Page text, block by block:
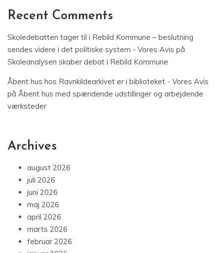
Recent Comments
Skoledebatten tager til i Rebild Kommune – beslutning
sendes videre i det politiske system - Vores Avis på
Skoleanalysen skaber debat i Rebild Kommune
Åbent hus hos Ravnkildearkivet er i biblioteket - Vores Avis
på Åbent hus med spændende udstillinger og arbejdende
værksteder
Archives
august 2026
juli 2026
juni 2026
maj 2026
april 2026
marts 2026
februar 2026